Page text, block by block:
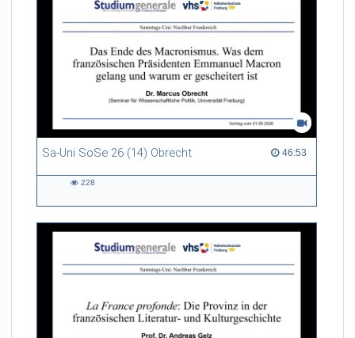
Sa-Uni SoSe 26 (14) Obrecht 46:53
46:53 duration
228